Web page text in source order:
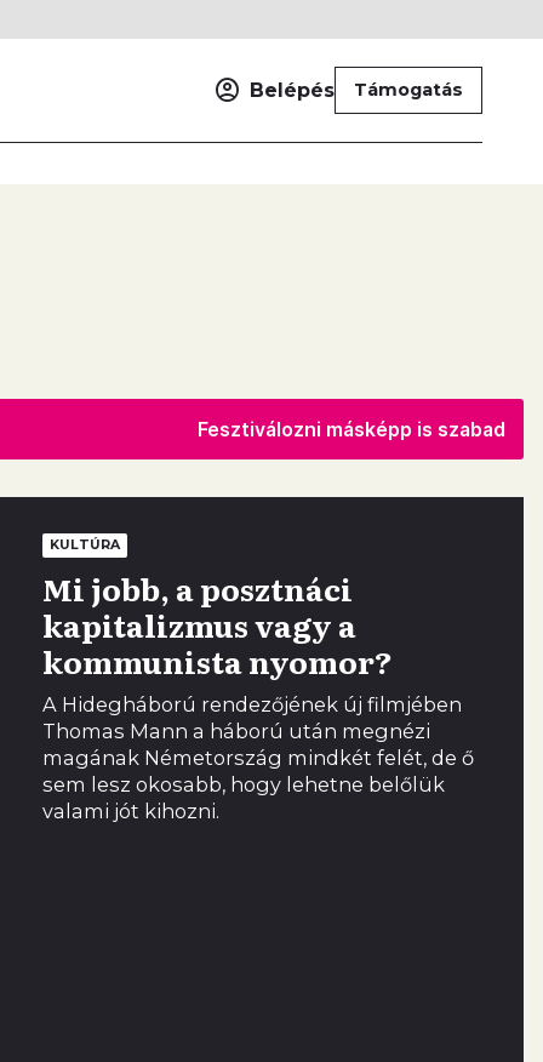
Belépés Támogatás
Fesztiválozni másképp is szabad
KULTÚRA
Mi jobb, a posztnáci
kapitalizmus vagy a
kommunista nyomor?
A Hidegháború rendezőjének új filmjében
Thomas Mann a háború után megnézi
magának Németország mindkét felét, de ő
sem lesz okosabb, hogy lehetne belőlük
valami jót kihozni.